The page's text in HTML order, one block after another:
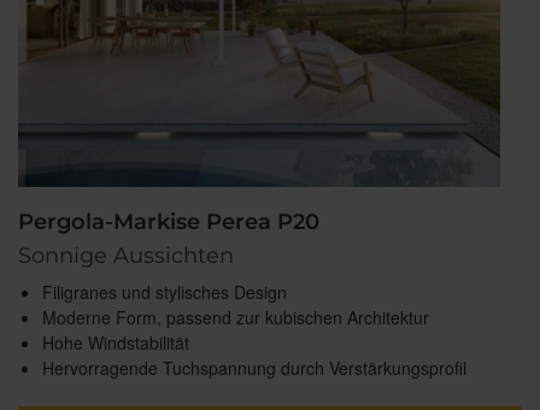
Pergola-Markise Perea P20
Sonnige Aussichten
Filigranes und stylisches Design
Moderne Form, passend zur kubischen Architektur
Hohe Windstabilität
Hervorragende Tuchspannung durch Verstärkungsprofil